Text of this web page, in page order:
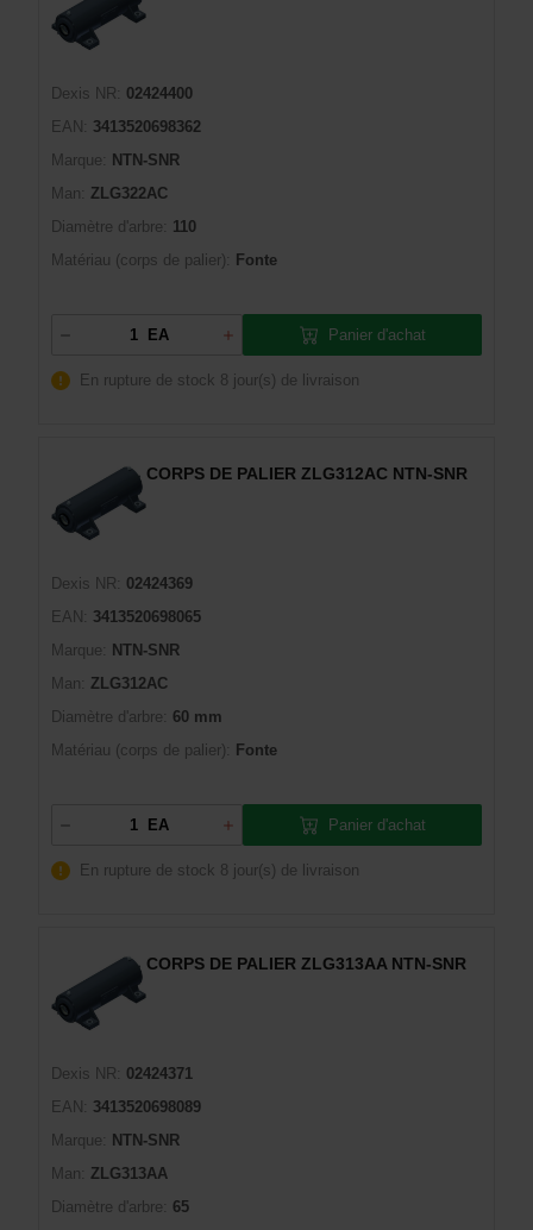
Dexis NR:
02424400
EAN:
3413520698362
Marque:
NTN-SNR
Man: ZLG322AC
Diamètre d'arbre:
110
Matériau (corps de palier):
Fonte
EA Panier d'achat
En rupture de stock 8 jour(s) de livraison
CORPS DE PALIER ZLG312AC NTN-SNR
Dexis NR:
02424369
EAN:
3413520698065
Marque:
NTN-SNR
Man: ZLG312AC
Diamètre d'arbre:
60 mm
Matériau (corps de palier):
Fonte
EA Panier d'achat
En rupture de stock 8 jour(s) de livraison
CORPS DE PALIER ZLG313AA NTN-SNR
Dexis NR:
02424371
EAN:
3413520698089
Marque:
NTN-SNR
Man: ZLG313AA
Diamètre d'arbre:
65